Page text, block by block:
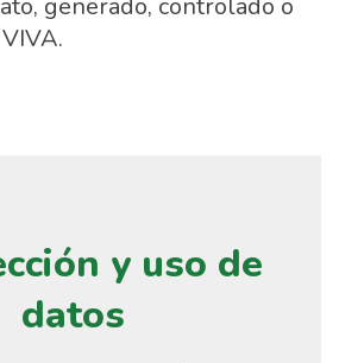
generado, controlado o
y uso de
datos